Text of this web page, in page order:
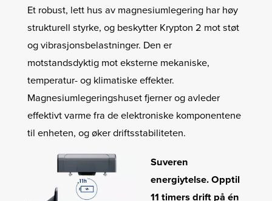
Et robust, lett hus av magnesiumlegering har høy
strukturell styrke, og beskytter Krypton 2 mot støt
og vibrasjonsbelastninger. Den er
motstandsdyktig mot eksterne mekaniske,
temperatur- og klimatiske effekter.
Magnesiumlegeringshuset fjerner og avleder
effektivt varme fra de elektroniske komponentene
til enheten, og øker driftsstabiliteten.
Suveren
energiytelse. Opptil
11 timers drift på én